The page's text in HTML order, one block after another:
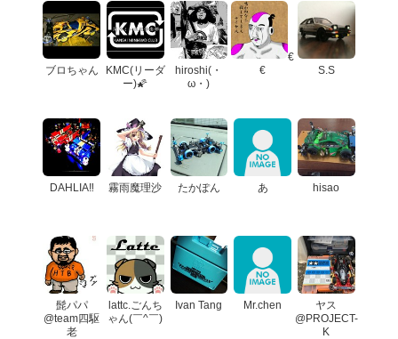
ブロちゃん
KMC(リーダ
ー)🌠
hiroshi(・
ω・)
€
€
S.S
DAHLIA‼️ 霧雨魔理沙 たかぽん あ hisao
髭パパ
@team四駆
老
lattc.ごんち
ゃん(￣^￣)
Ivan Tang Mr.chen
ヤス
@PROJECT-
K